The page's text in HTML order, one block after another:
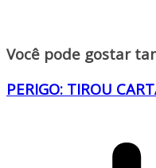
Você pode gostar
PERIGO: TIROU